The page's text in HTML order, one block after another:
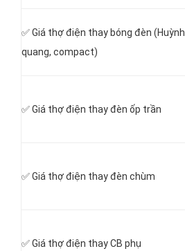
✅ Giá thợ điện thay bóng đèn (Huỳnh
quang, compact)
✅ Giá thợ điện thay đèn ốp trần
✅ Giá thợ điện thay đèn chùm
✅ Giá thợ điện thay CB phụ